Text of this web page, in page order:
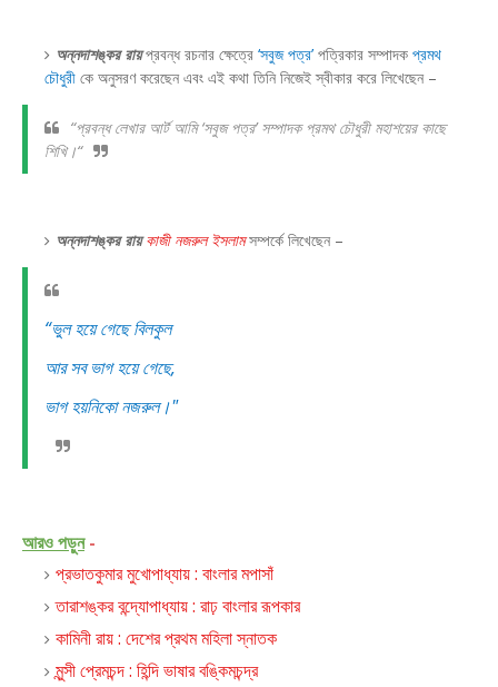
অন্নদাশঙ্কর রায়প্রবন্ধ রচনার ক্ষেত্রে ‘সবুজ পত্র’ পত্রিকার সম্পাদক প্রমথ
চৌধুরী কে অনুসরণ করেছেন এবং এই কথা তিনি নিজেই স্বীকার করে লিখেছেন –
“প্রবন্ধ লেখার আর্ট আমি ‘সবুজ পত্র’ সম্পাদক প্রমথ চৌধুরী মহাশয়ের কাছে
শিখি।“
অন্নদাশঙ্কর রায় কাজী নজরুল ইসলাম সম্পর্কে লিখেছেন –
“ভুল হয়ে গেছে বিলকুল
আর সব ভাগ হয়ে গেছে,
ভাগ হয়নিকো নজরুল।"
আরও পড়ুন-
প্রভাতকুমার মুখোপাধ্যায় : বাংলার মপাসাঁ
তারাশঙ্কর বন্দ্যোপাধ্যায় : রাঢ় বাংলার রূপকার
কামিনী রায় : দেশের প্রথম মহিলা স্নাতক
মুন্সী প্রেমচন্দ : হিন্দি ভাষার বঙ্কিমচন্দ্র